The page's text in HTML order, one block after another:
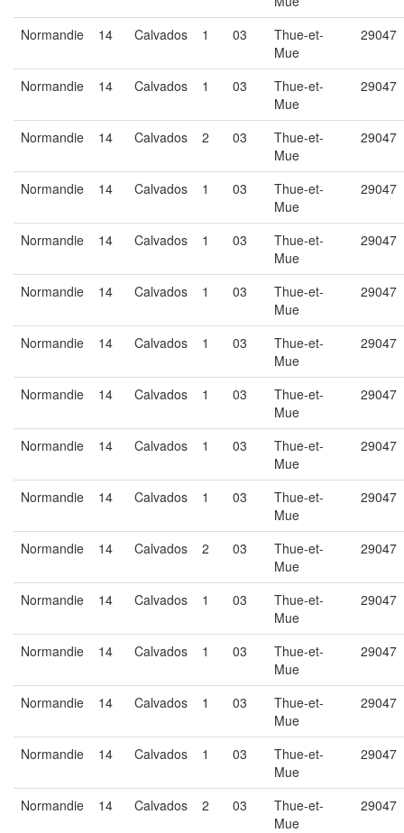
Normandie
14 Calvados 1 03
Thue-et-
Mue
29047
Normandie 14 Calvados 1 03
Thue-et-
Mue
29047
Normandie 14 Calvados 2 03
Thue-et-
Mue
29047
Normandie 14 Calvados 1 03
Thue-et-
Mue
29047
Normandie 14 Calvados 1 03
Thue-et-
Mue
29047
Normandie 14 Calvados 1 03
Thue-et-
Mue
29047
Normandie 14 Calvados 1 03
Thue-et-
Mue
29047
Normandie 14 Calvados 1 03
Thue-et-
Mue
29047
Normandie 14 Calvados 1 03
Thue-et-
Mue
29047
Normandie 14 Calvados 1 03
Thue-et-
Mue
29047
Normandie 14 Calvados 2 03
Thue-et-
Mue
29047
Normandie 14 Calvados 1 03
Thue-et-
Mue
29047
Normandie 14 Calvados 1 03
Thue-et-
Mue
29047
Normandie 14 Calvados 1 03
Thue-et-
Mue
29047
Normandie 14 Calvados 1 03
Thue-et-
Mue
29047
Normandie 14 Calvados 2 03
Thue-et-
Mue
29047